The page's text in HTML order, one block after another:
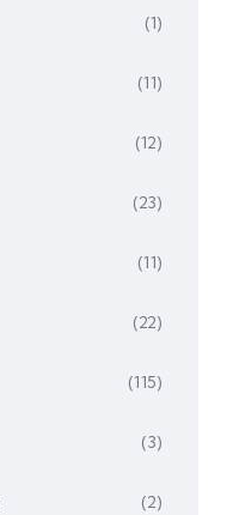
(1)
(11)
(12)
(23)
(11)
(22)
(115)
(3)
(2)